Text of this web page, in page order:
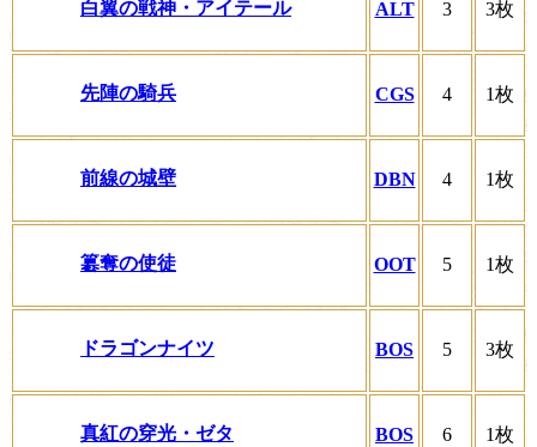
白翼の戦神・アイテール ALT 3 3枚
先陣の騎兵 CGS 4 1枚
前線の城壁 DBN 4 1枚
簒奪の使徒 OOT 5 1枚
ドラゴンナイツ BOS 5 3枚
真紅の穿光・ゼタ BOS 6 1枚